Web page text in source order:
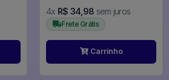
4x R$ 34,98 sem juros
Frete Grátis
Carrinho